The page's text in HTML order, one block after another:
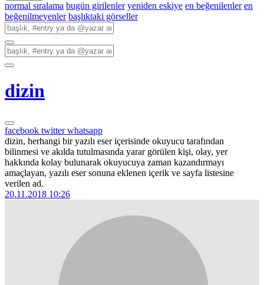
normal sıralama bugün girilenler yeniden eskiye en beğenilenler en
beğenilmeyenler başlıktaki görseller
dizin
facebook twitterwhatsapp
dizin, herhangi bir yazılı eser içerisinde okuyucu tarafından
bilinmesi ve akılda tutulmasında yarar görülen kişi, olay, yer
hakkında kolay bulunarak okuyucuya zaman kazandırmayı
amaçlayan, yazılı eser sonuna eklenen içerik ve sayfa listesine
verilen ad.
20.11.2018 10:26